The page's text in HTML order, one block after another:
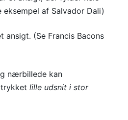
eksempel af Salvador Dali)
ansigt. (Se Francis Bacons
nærbillede kan
lille udsnit i stor